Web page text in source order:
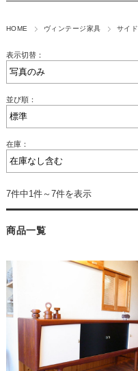
HOME ヴィンテージ家具 サイ
表示切替：
並び順：
在庫：
7件中1件～7件を表示
商品一覧